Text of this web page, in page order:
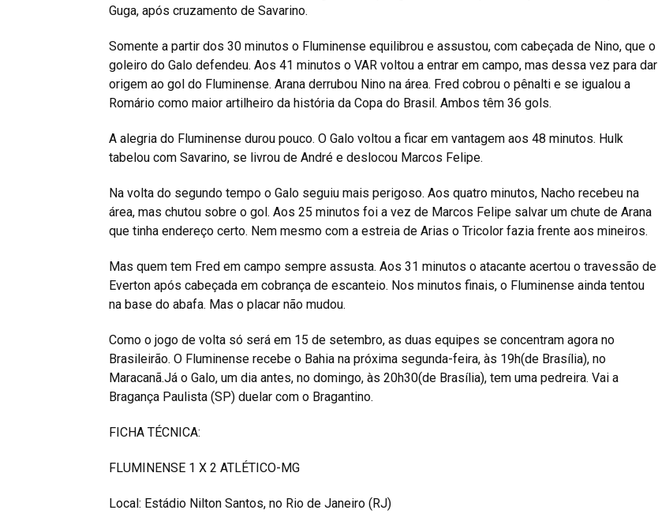
Guga, após cruzamento de Savarino.
Somente a partir dos 30 minutos o Fluminense equilibrou e assustou, com cabeçada de Nino, que o
goleiro do Galo defendeu. Aos 41 minutos o VAR voltou a entrar em campo, mas dessa vez para dar
origem ao gol do Fluminense. Arana derrubou Nino na área. Fred cobrou o pênalti e se igualou a
Romário como maior artilheiro da história da Copa do Brasil. Ambos têm 36 gols.
A alegria do Fluminense durou pouco. O Galo voltou a ficar em vantagem aos 48 minutos. Hulk
tabelou com Savarino, se livrou de André e deslocou Marcos Felipe.
Na volta do segundo tempo o Galo seguiu mais perigoso. Aos quatro minutos, Nacho recebeu na
área, mas chutou sobre o gol. Aos 25 minutos foi a vez de Marcos Felipe salvar um chute de Arana
que tinha endereço certo. Nem mesmo com a estreia de Arias o Tricolor fazia frente aos mineiros.
Mas quem tem Fred em campo sempre assusta. Aos 31 minutos o atacante acertou o travessão de
Everton após cabeçada em cobrança de escanteio. Nos minutos finais, o Fluminense ainda tentou
na base do abafa. Mas o placar não mudou.
Como o jogo de volta só será em 15 de setembro, as duas equipes se concentram agora no
Brasileirão. O Fluminense recebe o Bahia na próxima segunda-feira, às 19h(de Brasília), no
Maracanã.Já o Galo, um dia antes, no domingo, às 20h30(de Brasília), tem uma pedreira. Vai a
Bragança Paulista (SP) duelar com o Bragantino.
FICHA TÉCNICA:
FLUMINENSE 1 X 2 ATLÉTICO-MG
Local: Estádio Nilton Santos, no Rio de Janeiro (RJ)